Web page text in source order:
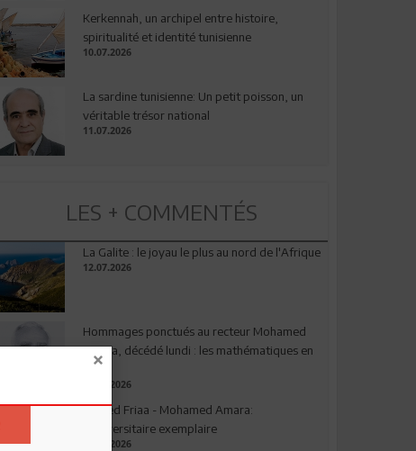
Kerkennah, un archipel entre histoire,
spiritualité et identité tunisienne
10.07.2026
La sardine tunisienne: Un petit poisson, un
véritable trésor national
11.07.2026
LES + COMMENTÉS
La Galite : le joyau le plus au nord de l'Afrique
12.07.2026
Hommages ponctués au recteur Mohamed
Amara, décédé lundi : les mathématiques en
deuil
03.08.2026
Ahmed Friaa - Mohamed Amara:
l’Universitaire exemplaire
04.08.2026